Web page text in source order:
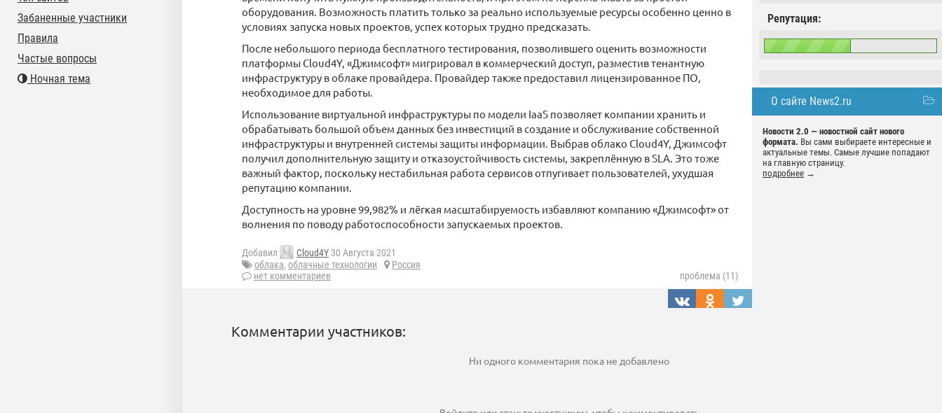
Репутация:
О сайте News2.ru
Новости 2.0 — новостной сайт нового
формата. Вы сами выбираете интересные и
актуальные темы. Самые лучшие попадают
на главную страницу.
подробнее →
оборудования. Возможность платить только за реально используемые ресурсы особенно ценно в
условиях запуска новых проектов, успех которых трудно предсказать.
После небольшого периода бесплатного тестирования, позволившего оценить возможности
платформы Cloud4Y, «Джимсофт» мигрировал в коммерческий доступ, разместив тенантную
инфраструктуру в облаке провайдера. Провайдер также предоставил лицензированное ПО,
необходимое для работы.
Использование виртуальной инфраструктуры по модели IaaS позволяет компании хранить и
обрабатывать большой объем данных без инвестиций в создание и обслуживание собственной
инфраструктуры и внутренней системы защиты информации. Выбрав облако Cloud4Y, Джимсофт
получил дополнительную защиту и отказоустойчивость системы, закреплённую в SLA. Это тоже
важный фактор, поскольку нестабильная работа сервисов отпугивает пользователей, ухудшая
репутацию компании.
Доступность на уровне 99,982% и лёгкая масштабируемость избавляют компанию «Джимсофт» от
волнения по поводу работоспособности запускаемых проектов.
Добавил Cloud4Y 30 Августа 2021
облака, облачные технологии
Россия
нет комментариев
проблема (11)
Комментарии участников:
Ни одного комментария пока не добавлено
Забаненные участники
Правила
Частые вопросы
Ночная тема